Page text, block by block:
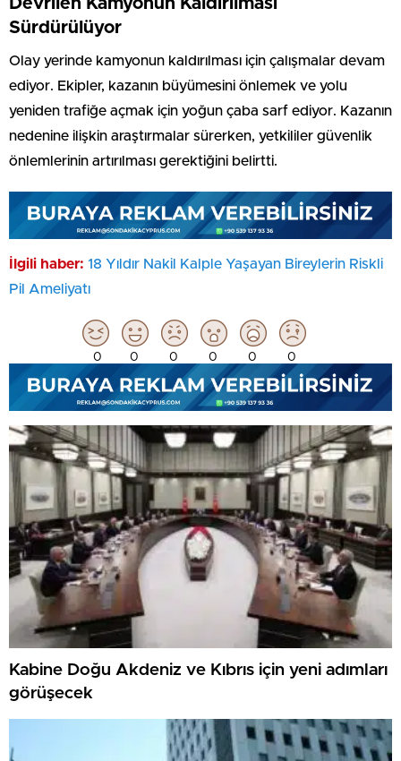
Sürdürülüyor
Olay yerinde kamyonun kaldırılması için çalışmalar devam
ediyor. Ekipler, kazanın büyümesini önlemek ve yolu
yeniden trafiğe açmak için yoğun çaba sarf ediyor. Kazanın
nedenine ilişkin araştırmalar sürerken, yetkililer güvenlik
önlemlerinin artırılması gerektiğini belirtti.
İlgili haber: 18 Yıldır Nakil Kalple Yaşayan Bireylerin Riskli
Pil Ameliyatı
0 0 0 0 0 0
Kabine Doğu Akdeniz ve Kıbrıs için yeni adımları
görüşecek